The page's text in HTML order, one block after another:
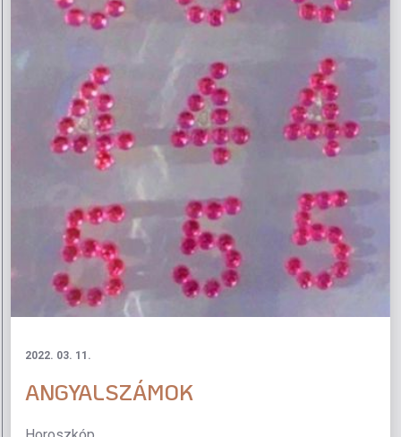
2022. 03. 11.
ANGYALSZÁMOK